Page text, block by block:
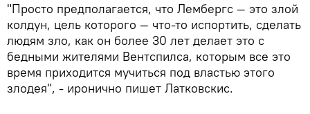
"Просто предполагается, что Лембергс — это злой
колдун, цель которого — что-то испортить, сделать
людям зло, как он более 30 лет делает это с
бедными жителями Вентспилса, которым все это
время приходится мучиться под властью этого
злодея", - иронично пишет Латковскис.